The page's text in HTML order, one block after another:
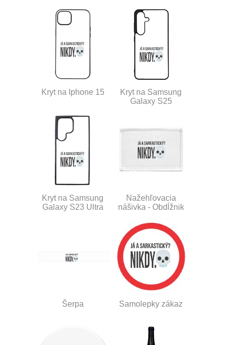
Kryt na Iphone 15
Kryt na Samsung
Galaxy S25
Kryt na Samsung
Galaxy S23 Ultra
Nažehľovacia
nášivka - Obdĺžnik
Šerpa Samolepky zákaz